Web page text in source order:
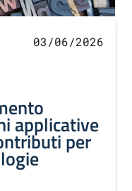
03/06/2026
applicative
per